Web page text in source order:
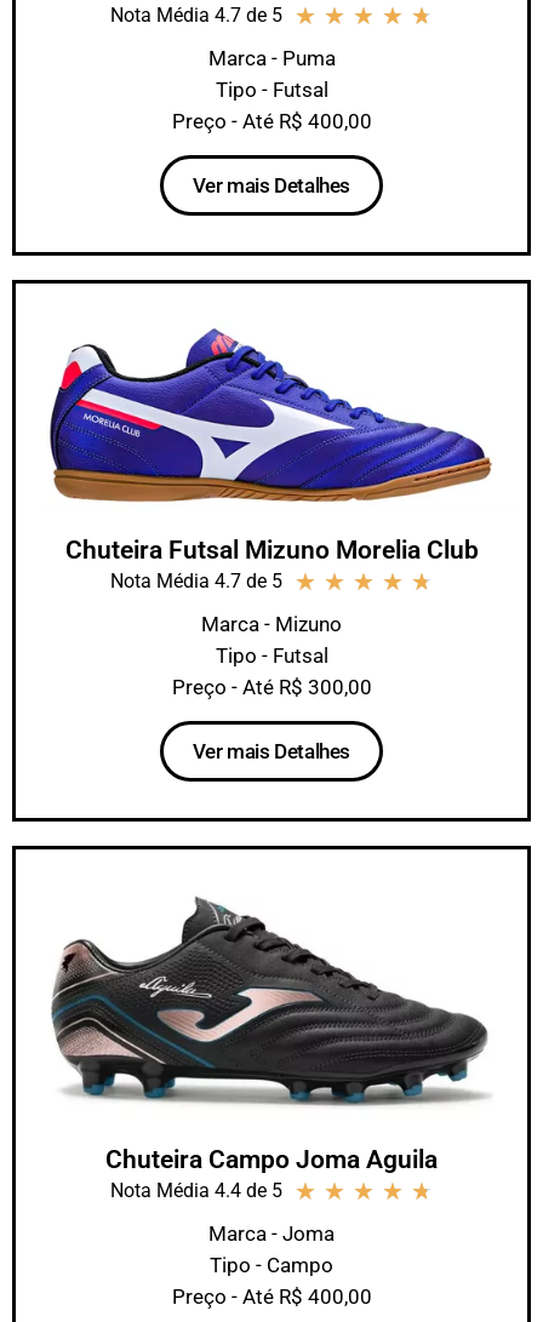
Nota Média 4.7 de 5 ★ ★ ★ ★ ★
Marca - Puma
Tipo - Futsal
Preço - Até R$ 400,00
Ver mais Detalhes
Chuteira Futsal Mizuno Morelia Club
Nota Média 4.7 de 5 ★ ★ ★ ★ ★
Marca - Mizuno
Tipo - Futsal
Preço - Até R$ 300,00
Ver mais Detalhes
Chuteira Campo Joma Aguila
Nota Média 4.4 de 5 ★ ★ ★ ★ ★
Marca - Joma
Tipo - Campo
Preço - Até R$ 400,00